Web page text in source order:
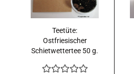
Teetüte:
Ostfriesischer
Schietwettertee 50 g.